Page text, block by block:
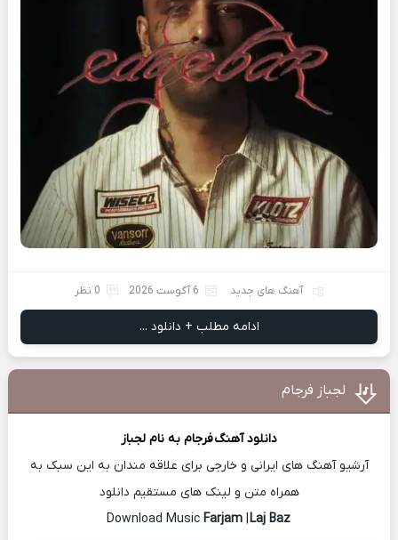
آهنگ های جدید 6 آگوست 2026 0 نظر
ادامه مطلب + دانلود ...
لجباز فرجام
دانلود آهنگفرجام به نام لجباز
آرشیو آهنگ های ایرانی و خارجی برای علاقه مندان به این سبک به
همراه متن و لینک های مستقیم دانلود
Farjam |Laj Baz